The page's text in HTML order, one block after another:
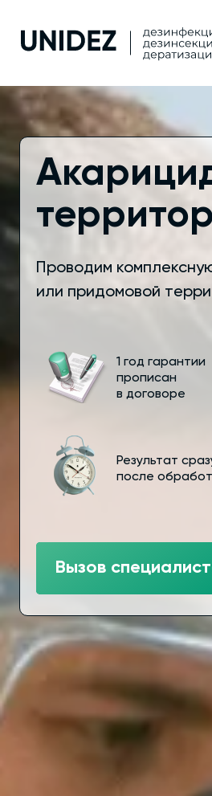
Проводим
или придомовой
1 год гарантии
прописан
в договоре
Результат
после
Вызов